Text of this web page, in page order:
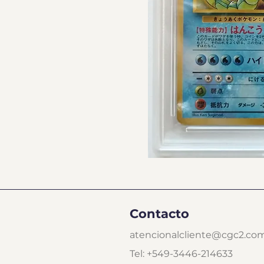
Contacto
Tel: +549-3446-214633